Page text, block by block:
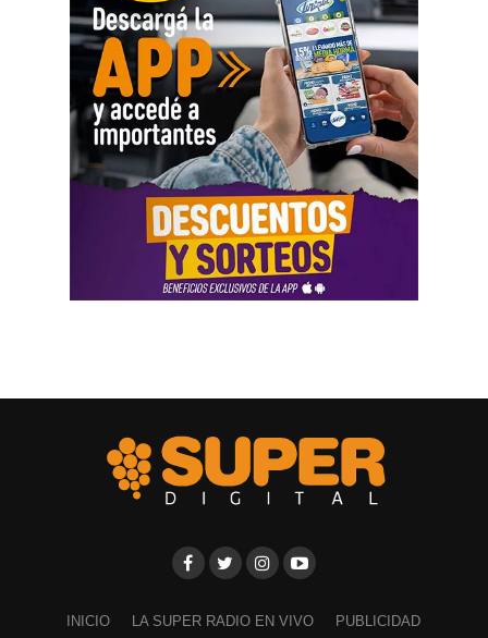
INICIO LA SUPER RADIO EN VIVO PUBLICIDAD